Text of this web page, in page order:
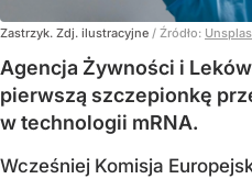
Zastrzyk. Zdj. ilustracyjne / Źródło:
Agencja Żywności i
pierwszą szczepionkę
w technologii mRNA.
Wcześniej Komisja